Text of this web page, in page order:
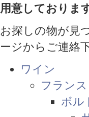
用意しておりま
お探しの物が見
ージからご連絡
ワイン
フランス
ボル